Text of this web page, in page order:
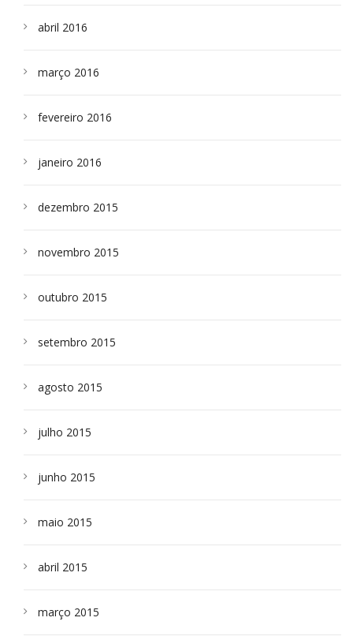
abril 2016
março 2016
fevereiro 2016
janeiro 2016
dezembro 2015
novembro 2015
outubro 2015
setembro 2015
agosto 2015
julho 2015
junho 2015
maio 2015
abril 2015
março 2015